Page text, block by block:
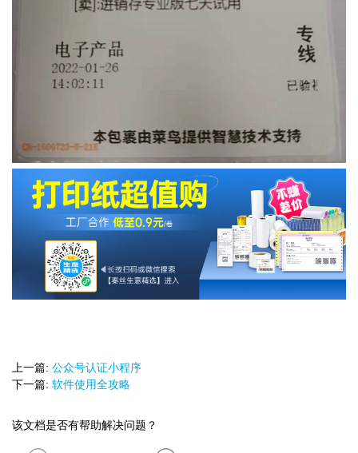
上一篇: 公众号认证小程序
下一篇: 软件使用全攻略
该文档是否有帮助解决问题？